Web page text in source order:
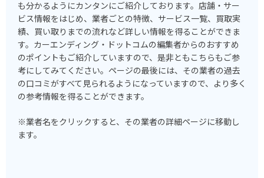
も分かるようにカンタンにご紹介しております。店舗・サー
ビス情報をはじめ、業者ごとの特徴、サービス一覧、買取実
績、買い取りまでの流れなど詳しい情報を得ることができま
す。カーエンディング・ドットコムの編集者からのおすすめ
のポイントもご紹介していますので、是非ともこちらもご参
考にしてみてください。ページの最後には、その業者の過去
の口コミがすべて見られるようになっていますので、より多く
の参考情報を得ることができます。
※業者名をクリックすると、その業者の詳細ページに移動し
ます。